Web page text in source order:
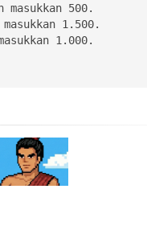
500.
1.500.
1.000.